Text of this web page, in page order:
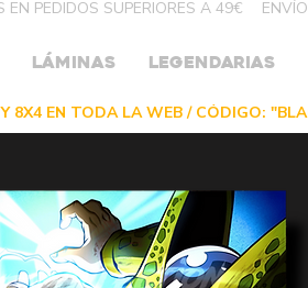
LÁMINAS LEGENDARIAS